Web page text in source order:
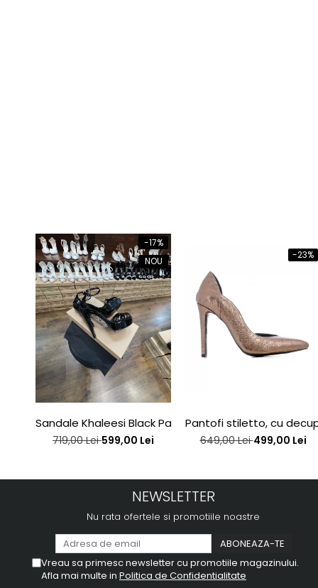
-17%
NOU
Sandale Khaleesi Black Patent
719,00 Lei599,00 Lei
-23%
Pantofi stiletto, cu
649,00 Lei499,00 Lei
NEWSLETTER
Nu rata ofertele si promotiile noastre
Vreau sa primesc newsletter cu promotiile magazinului.
Afla mai multe in Politica de Confidentialitate